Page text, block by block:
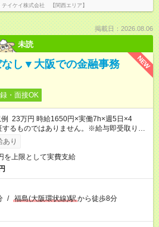
テイケイ株式会社 【関西エリア】
掲載日：2026.08.06
未読
NEW
なし▼大阪での金融事務
・面接OK
23万円 時給1650円×実働7h×週5日×4
るものではありません。※給与即受取りサ
条件有）
あり
を上限として実費支給
/ 福島(大阪環状線)駅から徒歩8分